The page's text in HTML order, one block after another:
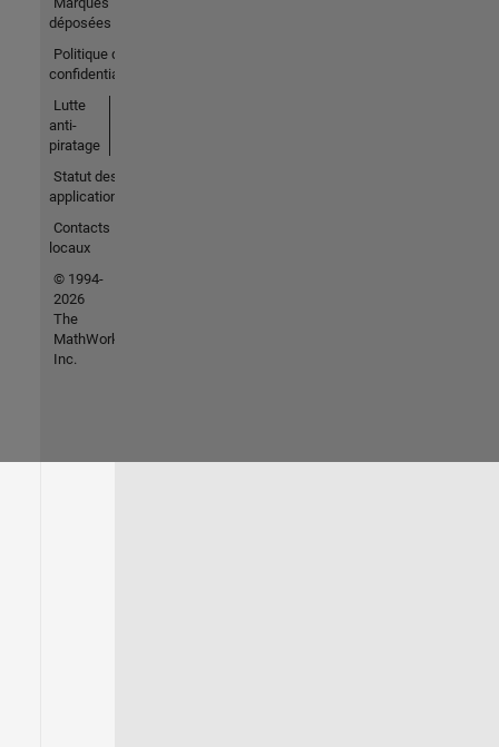
déposées
Politique de
confidentialité
Lutte
anti-
piratage
Statut des
applications
Contacts
locaux
© 1994-
2026
The
MathWorks,
Inc.